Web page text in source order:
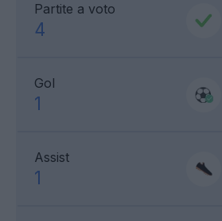
Partite a voto
4
Gol
1
Assist
1